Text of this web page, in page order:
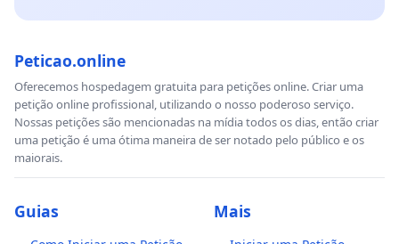
Peticao.online
Oferecemos hospedagem gratuita para petições online. Criar uma
petição online profissional, utilizando o nosso poderoso serviço.
Nossas petições são mencionadas na mídia todos os dias, então criar
uma petição é uma ótima maneira de ser notado pelo público e os
maiorais.
Guias Mais